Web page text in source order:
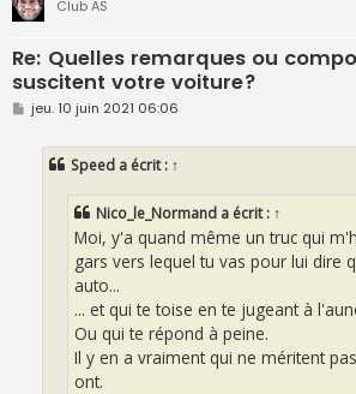
Club AS
Re: Quelles remarques ou
suscitent votre voiture?
M
e
jeu. 10 juin 2021 06:06
Speed a écrit : ↑
Nico_le_Normand a écrit : ↑
Moi, y'a quand même un truc qui
gars vers lequel tu vas pour lui dire
auto...
... et qui te toise en te jugeant à
Ou qui te répond à peine.
Il y en a vraiment qui ne méritent
ont.